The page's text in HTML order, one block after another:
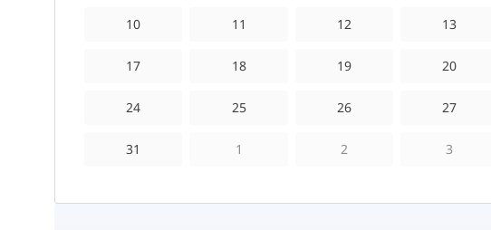
10 11 12 13
17 18 19 20
24 25 26 27
31 1 2 3